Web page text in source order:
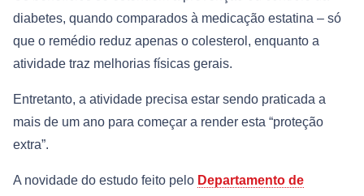
diabetes, quando comparados à medicação estatina – só
que o remédio reduz apenas o colesterol, enquanto a
atividade traz melhorias físicas gerais.
Entretanto, a atividade precisa estar sendo praticada a
mais de um ano para começar a render esta “proteção
extra”.
A novidade do estudo feito pelo Departamento de